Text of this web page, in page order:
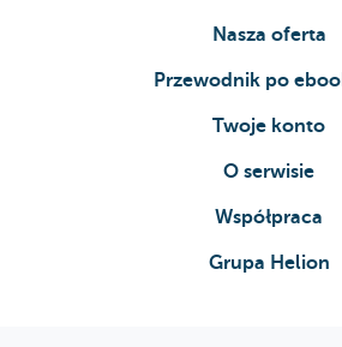
Minimalist Project for
Minimalist Project
An Upgraded Text
A Better
5. Two-Way Audio-Video
Nasza oferta
Przewodnik po
Twoje konto
O serwisie
Współpraca
Grupa Helion